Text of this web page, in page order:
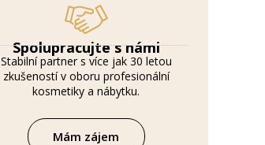
Spolupracujte s námi
Stabilní partner s více jak 30 letou
zkušeností v oboru profesionální
kosmetiky a nábytku.
Mám zájem